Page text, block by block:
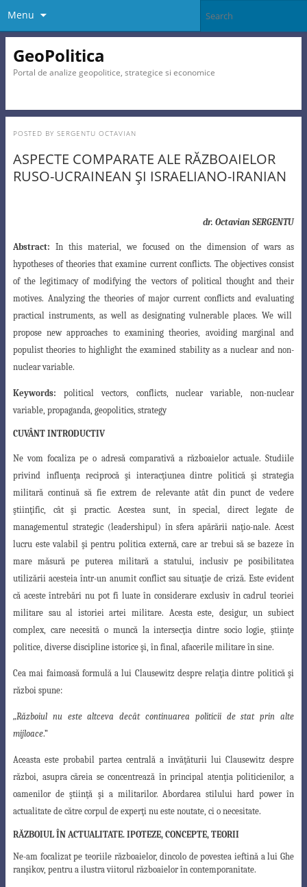
Menu
GeoPolitica
Portal de analize geopolitice, strategice si economice
POSTED BY SERGENTU OCTAVIAN
ASPECTE COMPARATE ALE RĂZBOAIELOR
RUSO-UCRAINEAN ŞI ISRAELIANO-IRANIAN
dr. Octavian SERGENTU
Abstract: In this material, we focused on the dimension of wars as
hypotheses of theories that examine current conflicts. The objectives consist
of the legitimacy of modifying the vectors of political thought and their
motives. Analyzing the theories of major current conflicts and evaluating
practical instruments, as well as designating vulnerable places. We will
propose new approaches to examining theories, avoiding marginal and
populist theories to highlight the examined stability as a nuclear and non-
nuclear variable.
Keywords: political vectors, conflicts, nuclear variable, non-nuclear
variable, propaganda, geopolitics, strategy
CUVÂNT INTRODUCTIV
Ne vom focaliza pe o adresă comparativă a războaielor actuale. Studiile
privind
influenţa reciprocă şi interacţiunea dintre politică şi strategia
militară continuă să fie extrem de relevante atât din punct de vedere
ştiinţific, cât şi practic. Acestea sunt, înspecial, direct legate de
managementul strategic (leadershipul) în sfera apărării naţio-nale. Acest
lucru este valabil şi pentru politica externă, care ar trebui să se bazeze în
mare măsură pe puterea militară a statului, inclusiv pe posibilitatea
utilizării acesteia într-un anumit conflict sau situaţie de criză. Este evident
că aceste întrebări nu pot fi luate în considerare exclusiv în cadrul teoriei
militare sau al istoriei artei militare. Acestaeste, desigur, un subiect
complex, care necesită o muncă la intersecţia dintre socio logie, ştiinţe
politice, diverse discipline istorice şi, în final, afacerile militare în sine.
Cea mai faimoasă formulă a lui Clausewitz despre relaţia dintre politică şi
războispune:
„Războiul nu este altceva decât continuarea politicii de stat prin alte
mijloace.”
Aceasta este probabil partea centrală a învăţăturii lui Clausewitz despre
război, asupra căreia se concentrează în principal atenţia politicienilor, a
oamenilor de ştiinţă şi a militarilor. Abordarea stilului hard power în
actualitate de către corpul de experţinu este noutate, ci o necesitate.
RĂZBOIUL ÎN ACTUALITATE. IPOTEZE, CONCEPTE, TEORII
Ne-am focalizat pe teoriile războaielor, dincolo de povestea ieftină a lui Ghe
ranşikov, pentru a ilustra viitorul războaielor în contemporanitate.